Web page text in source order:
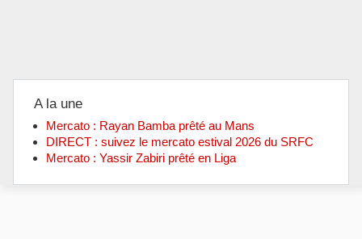
A la une
Mercato : Rayan Bamba prêté au Mans
DIRECT : suivez le mercato estival 2026 du SRFC
Mercato : Yassir Zabiri prêté en Liga